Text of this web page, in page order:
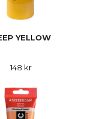
YELLOW
148 kr